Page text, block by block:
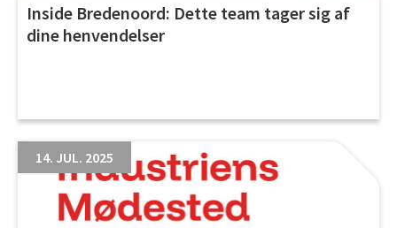
Inside Bredenoord: Dette team tager sig af
dine henvendelser
14. JUL. 2025